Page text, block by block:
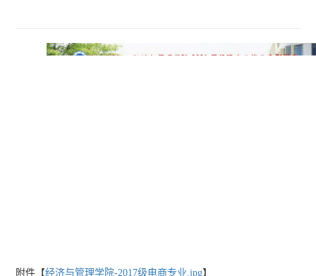
附件【经济与管理学院-2017级电商专业.jpg】